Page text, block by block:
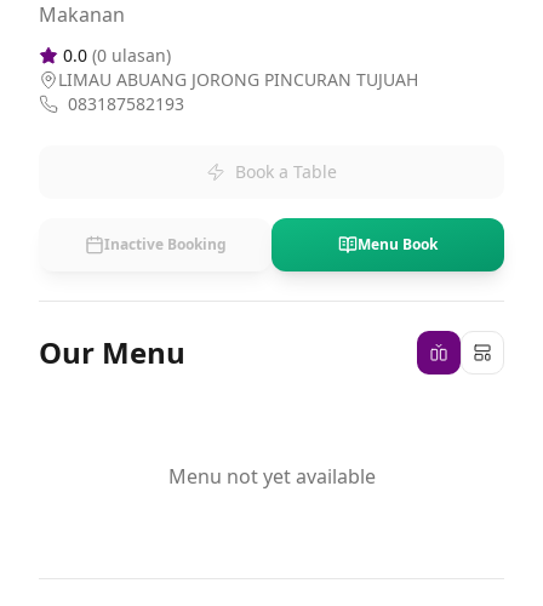
Makanan
0.0 (0 ulasan)
LIMAU ABUANG JORONG PINCURAN TUJUAH
083187582193
Book a Table
Inactive Booking Menu Book
Our Menu
Menu not yet available